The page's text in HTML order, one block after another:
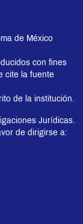
de México
con fines
cite la fuente
de la institución.
Jurídicas.
de dirigirse a: